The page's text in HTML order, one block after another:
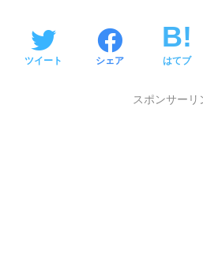
ツイート シェア はてブ
スポンサーリ